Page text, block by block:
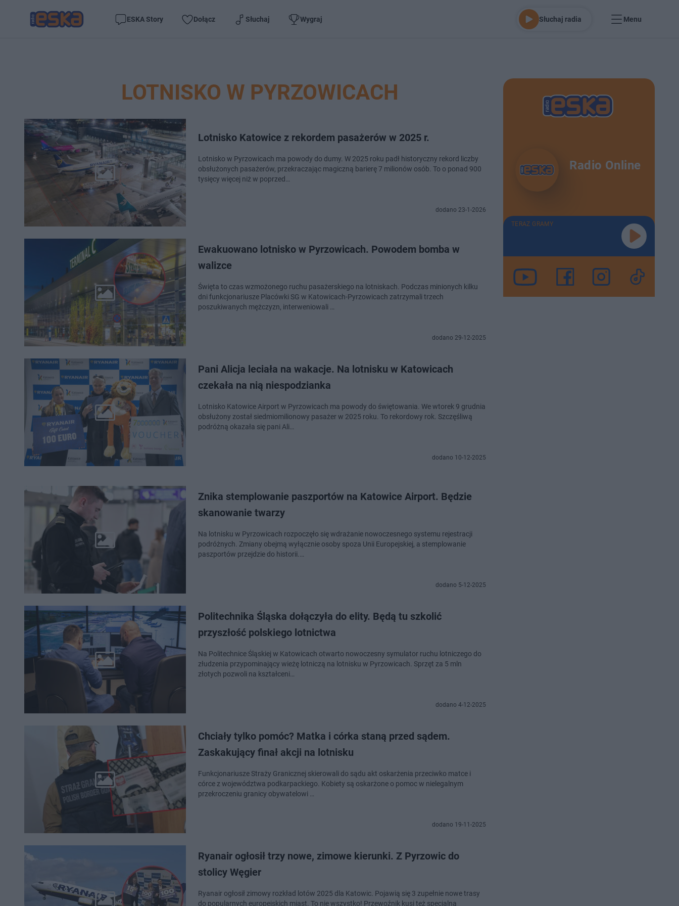
ESKA Story Dołącz Słuchaj Wygraj Słuchaj radia Menu
LOTNISKO W PYRZOWICACH
Lotnisko Katowice z rekordem pasażerów w 2025 r.
Lotnisko w Pyrzowicach ma powody do dumy. W 2025 roku padł historyczny rekord liczby
obsłużonych pasażerów, przekraczając magiczną barierę 7 milionów osób. To o ponad 900
tysięcy więcej niż w poprzed…
dodano 23-1-2026
Ewakuowano lotnisko w Pyrzowicach. Powodem bomba w
walizce
Święta to czas wzmożonego ruchu pasażerskiego na lotniskach. Podczas minionych kilku
dni funkcjonariusze Placówki SG w Katowicach-Pyrzowicach zatrzymali trzech
poszukiwanych mężczyzn, interweniowali …
dodano 29-12-2025
Pani Alicja leciała na wakacje. Na lotnisku w Katowicach
czekała na nią niespodzianka
Lotnisko Katowice Airport w Pyrzowicach ma powody do świętowania. We wtorek 9 grudnia
obsłużony został siedmiomilionowy pasażer w 2025 roku. To rekordowy rok. Szczęśliwą
podróżną okazała się pani Ali…
dodano 10-12-2025
Znika stemplowanie paszportów na Katowice Airport. Będzie
skanowanie twarzy
Na lotnisku w Pyrzowicach rozpoczęło się wdrażanie nowoczesnego systemu rejestracji
podróżnych. Zmiany obejmą wyłącznie osoby spoza Unii Europejskiej, a stemplowanie
paszportów przejdzie do historii.…
dodano 5-12-2025
Politechnika Śląska dołączyła do elity. Będą tu szkolić
przyszłość polskiego lotnictwa
Na Politechnice Śląskiej w Katowicach otwarto nowoczesny symulator ruchu lotniczego do
złudzenia przypominający wieżę lotniczą na lotnisku w Pyrzowicach. Sprzęt za 5 mln
złotych pozwoli na kształceni…
dodano 4-12-2025
Chciały tylko pomóc? Matka i córka staną przed sądem.
Zaskakujący finał akcji na lotnisku
Funkcjonariusze Straży Granicznej skierowali do sądu akt oskarżenia przeciwko matce i
córce z województwa podkarpackiego. Kobiety są oskarżone o pomoc w nielegalnym
przekroczeniu granicy obywatelowi …
dodano 19-11-2025
Ryanair ogłosił trzy nowe, zimowe kierunki. Z Pyrzowic do
stolicy Węgier
Ryanair ogłosił zimowy rozkład lotów 2025 dla Katowic. Pojawią się 3 zupełnie nowe trasy
do popularnych europejskich miast. To nie wszystko! Przewoźnik kusi też specjalną
Radio Online
TERAZ GRAMY